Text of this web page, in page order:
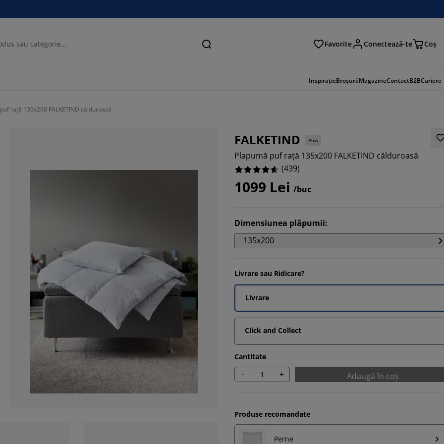
Căutare Favorite Conectează-te Coş
InspirațieBroșurăMagazineContactB2BCariere
rață 135x200 FALKETIND călduroasă
FALKETIND Plus
Plapumă puf rață 135x200 FALKETIND călduroasă
(439)
1099 Lei /buc
Dimensiunea plăpumii:
135x200
Livrare sau Ridicare?
Livrare
Click and Collect
Cantitate
- + Adaugă în coș
Produse recomandate
Perne
14.123006833712983%
1.8223234624145785%
3.189066059225513%